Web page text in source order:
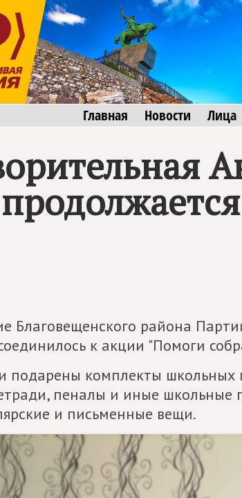
Главная Новости Лица
Благовещенского района
к акции "Помоги
подарены комплекты школьных
пеналы и иные школьные
и письменные вещи.